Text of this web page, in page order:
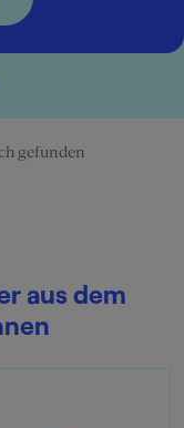
gefunden
aus dem